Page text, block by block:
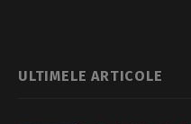
ULTIMELE ARTICOLE